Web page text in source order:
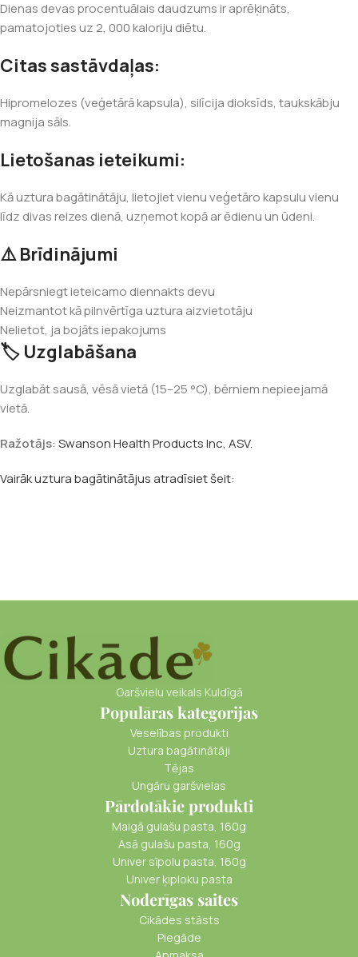
Dienas devas procentuālais daudzums ir aprēķināts,
pamatojoties uz 2, 000 kaloriju diētu.
Citas sastāvdaļas:
Hipromelozes (veģetārā kapsula), silīcija dioksīds, taukskābju
magnija sāls.
Lietošanas ieteikumi:
Kā uztura bagātinātāju, lietojiet vienu veģetāro kapsulu vienu
līdz divas reizes dienā, uzņemot kopā ar ēdienu un ūdeni.
⚠️ Brīdinājumi
Nepārsniegt ieteicamo diennakts devu
Neizmantot kā pilnvērtīga uztura aizvietotāju
Nelietot, ja bojāts iepakojums
🏷️ Uzglabāšana
Uzglabāt sausā, vēsā vietā (15–25 °C), bērniem nepieejamā
vietā.
Ražotājs: Swanson Health Products Inc, ASV.
Vairāk uztura bagātinātājus atradīsiet šeit:
Garšvielu veikals Kuldīgā
Populāras kategorijas
Veselības produkti
Uztura bagātinātāji
Tējas
Ungāru garšvielas
Pārdotākie produkti
Maigā gulašu pasta, 160g
Asā gulašu pasta, 160g
Univer sīpolu pasta, 160g
Univer ķiploku pasta
Noderīgas saites
Cikādes stāsts
Piegāde